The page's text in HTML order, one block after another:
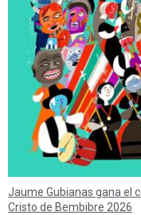
Jaume Gubianas gana el
Cristo de Bembibre 2026